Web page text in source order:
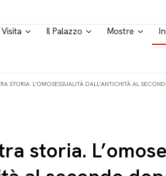
Visita Il Palazzo Mostre
STORIA. L’OMOSESSUALITÀ DALL’ANTICHITÀ AL
storia.